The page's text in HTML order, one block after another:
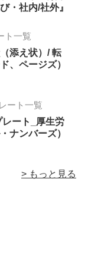
・社内/社外』
ト一覧
添え状）/ 転
、ページズ）
ート一覧
ート_厚生労
ナンバーズ）
> もっと見る